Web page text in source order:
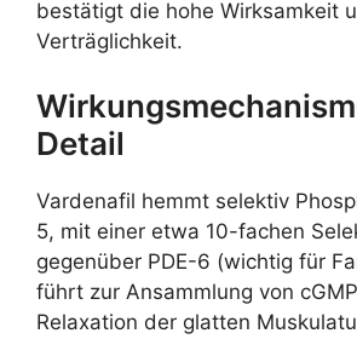
bestätigt die hohe Wirksamkeit
Verträglichkeit.
Detail
Vardenafil hemmt selektiv
5, mit einer etwa 10-fachen
gegenüber PDE-6 (wichtig für
führt zur Ansammlung von
Relaxation der glatten